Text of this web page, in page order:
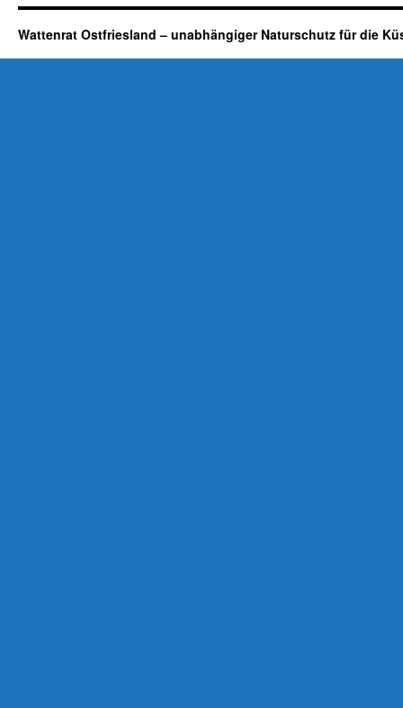
Wattenrat Ostfriesland – unabhängiger Naturschutz für die